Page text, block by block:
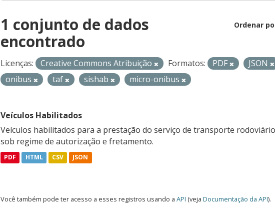
Ordenar
1 conjunto de dados
encontrado
Licenças: Creative Commons Atribuição Formatos: PDF JSON
onibus
taf sishab micro-onibus
Veículos Habilitados
Veículos habilitados para a prestação do serviço de transporte
sob regime de autorização e fretamento.
PDF HTML CSV JSON
Você também pode ter acesso a esses registros usando a API (veja Documentação da API).